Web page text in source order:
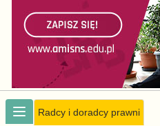
Radcy i doradcy prawni